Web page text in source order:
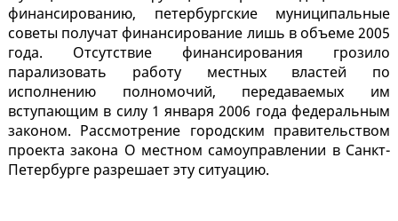
финансированию, петербургские муниципальные
советы получат финансирование лишь в объеме 2005
года. Отсутствие финансирования грозило
парализовать работу местных властей по
исполнению полномочий, передаваемых им
вступающим в силу 1 января 2006 года федеральным
законом. Рассмотрение городским правительством
проекта закона О местном самоуправлении в Санкт-
Петербурге разрешает эту ситуацию.